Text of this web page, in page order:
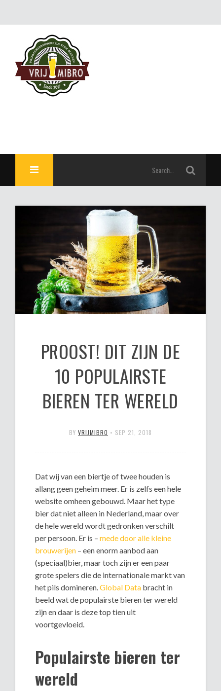
PROOST! DIT ZIJN DE
10 POPULAIRSTE
BIEREN TER WERELD
BY VRIJMIBRO • SEP 21, 2018
Dat wij van een biertje of twee houden is
allang geen geheim meer. Er is zelfs een hele
website omheen gebouwd. Maar het type
bier dat niet alleen in Nederland, maar over
de hele wereld wordt gedronken verschilt
per persoon. Er is –mede door alle kleine
brouwerijen – een enorm aanbod aan
(speciaal)bier, maar toch zijn er een paar
grote spelers die de internationale markt van
het pils domineren.Global Data bracht in
beeld wat de populairste bieren ter wereld
zijn en daar is deze top tien uit
voortgevloeid.
Populairste bieren ter
wereld